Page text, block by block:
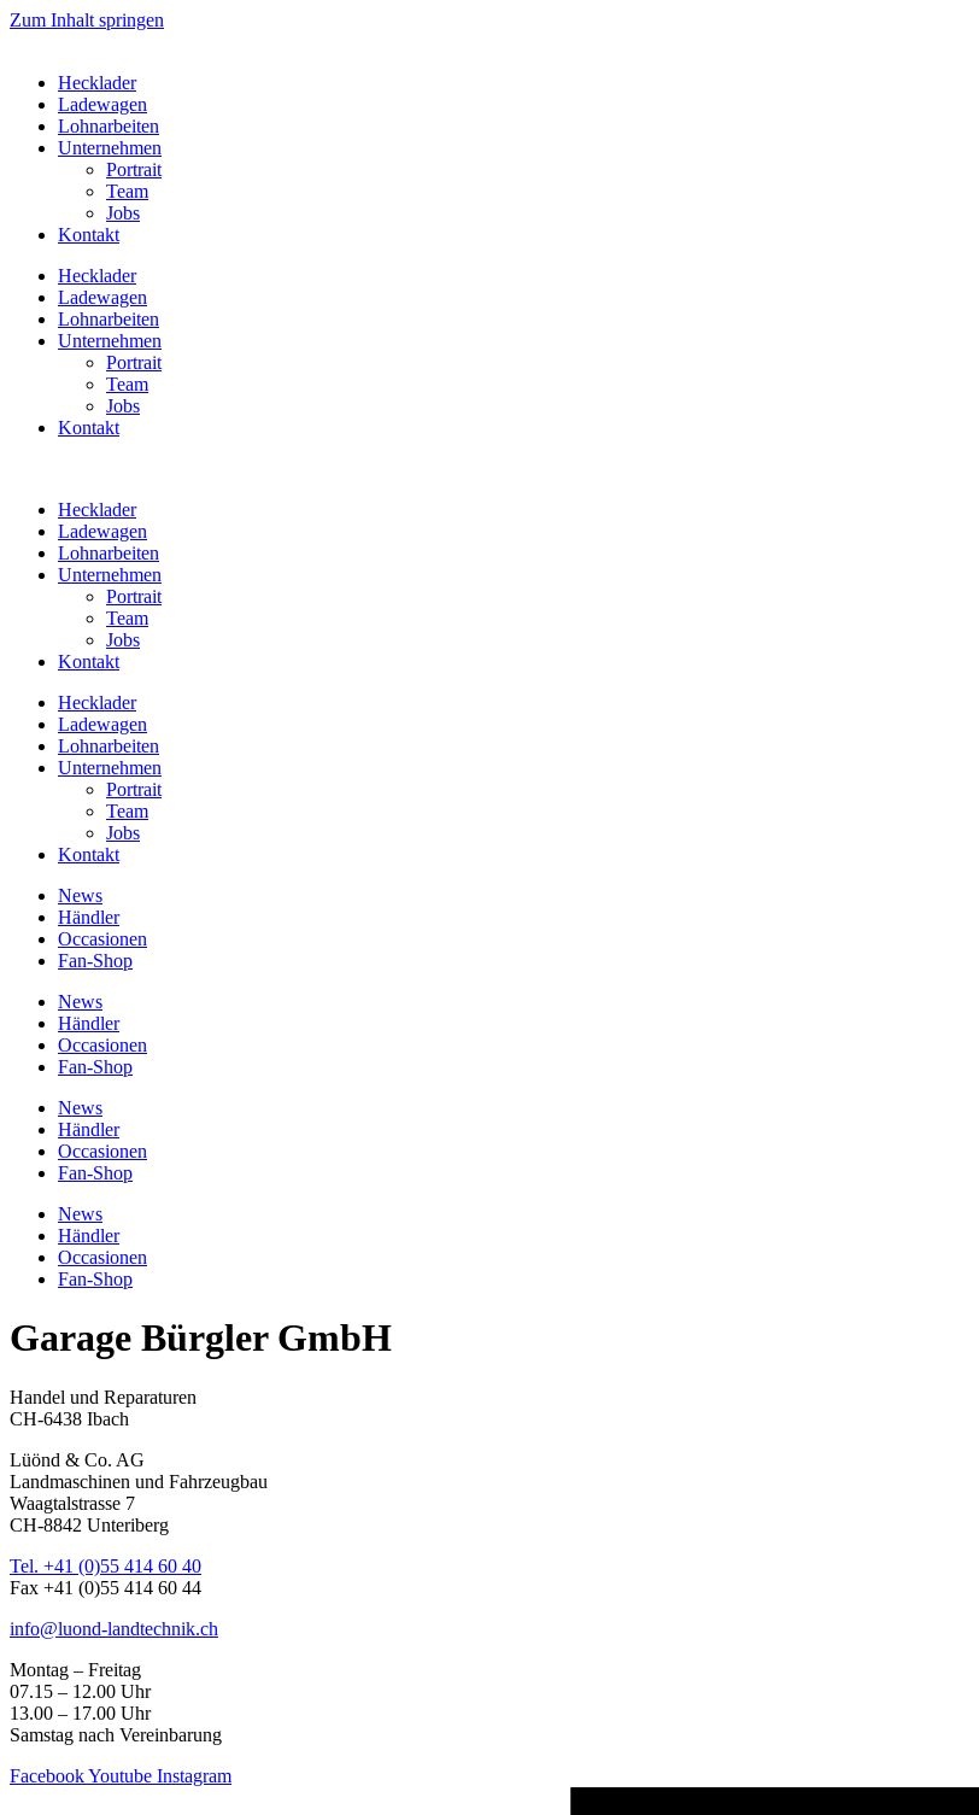
Zum Inhalt springen
Hecklader
Ladewagen
Lohnarbeiten
Unternehmen
Portrait
Team
Jobs
Kontakt
Hecklader
Ladewagen
Lohnarbeiten
Unternehmen
Portrait
Team
Jobs
Kontakt
Hecklader
Ladewagen
Lohnarbeiten
Unternehmen
Portrait
Team
Jobs
Kontakt
Hecklader
Ladewagen
Lohnarbeiten
Unternehmen
Portrait
Team
Jobs
Kontakt
News
Händler
Occasionen
Fan-Shop
News
Händler
Occasionen
Fan-Shop
News
Händler
Occasionen
Fan-Shop
News
Händler
Occasionen
Fan-Shop
Garage Bürgler GmbH
Handel und Reparaturen
CH-6438 Ibach
Lüönd & Co. AG
Landmaschinen und Fahrzeugbau
Waagtalstrasse 7
CH-8842 Unteriberg
Tel. +41 (0)55 414 60 40
Fax +41 (0)55 414 60 44
info@luond-landtechnik.ch
Montag – Freitag
07.15 – 12.00 Uhr
13.00 – 17.00 Uhr
Samstag nach Vereinbarung
FacebookYoutube Instagram